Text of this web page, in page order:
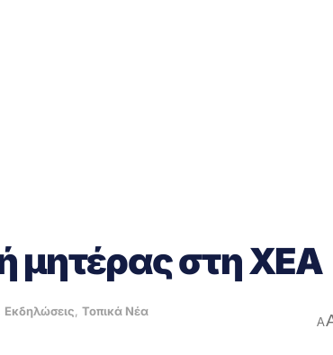
μητέρας στη ΧΕΑ
Εκδηλώσεις, Τοπικά Νέα
A